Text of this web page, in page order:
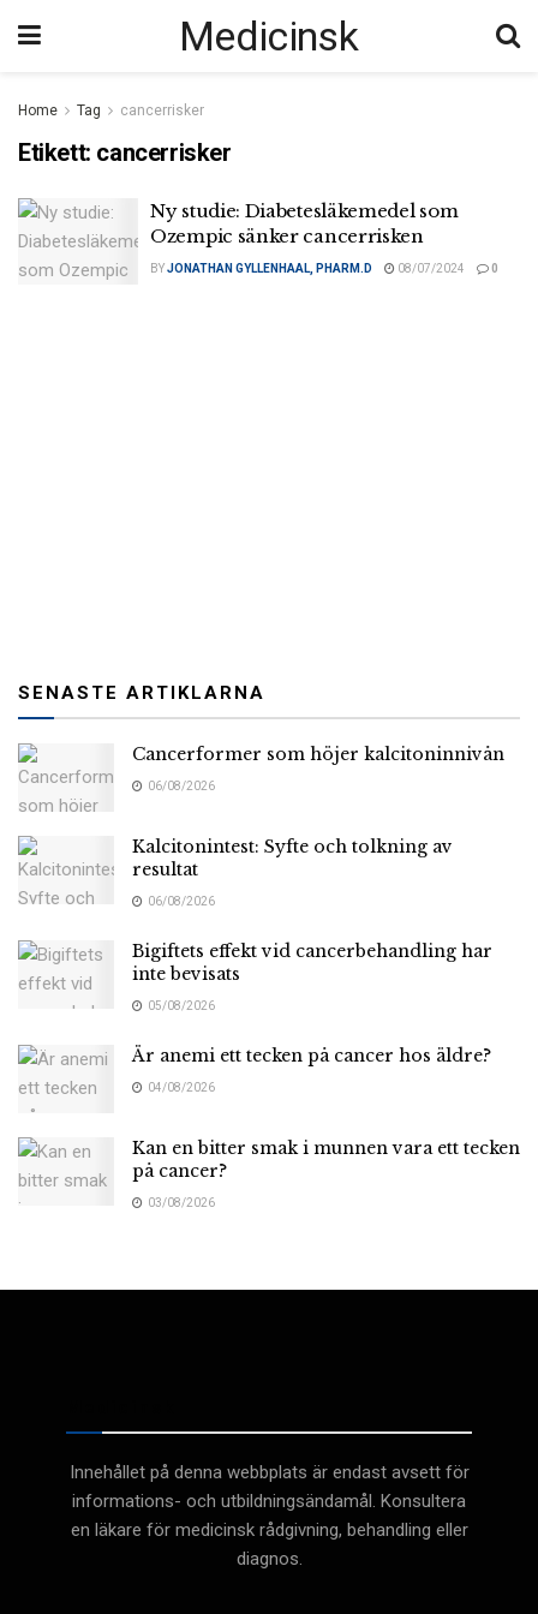
Medicinsk
Home Tag cancerrisker
Etikett: cancerrisker
Ny studie: Diabetesläkemedel som
Ozempic sänker cancerrisken
BYJONATHAN GYLLENHAAL, PHARM.D 08/07/2024 0
SENASTE ARTIKLARNA
Cancerformer som höjer kalcitoninnivån
06/08/2026
Kalcitonintest: Syfte och tolkning av
resultat
06/08/2026
Bigiftets effekt vid cancerbehandling har
inte bevisats
05/08/2026
Är anemi ett tecken på cancer hos äldre?
04/08/2026
Kan en bitter smak i munnen vara ett tecken
på cancer?
03/08/2026
Innehållet på denna webbplats är endast avsett för
informations- och utbildningsändamål. Konsultera
en läkare för medicinsk rådgivning, behandling eller
diagnos.